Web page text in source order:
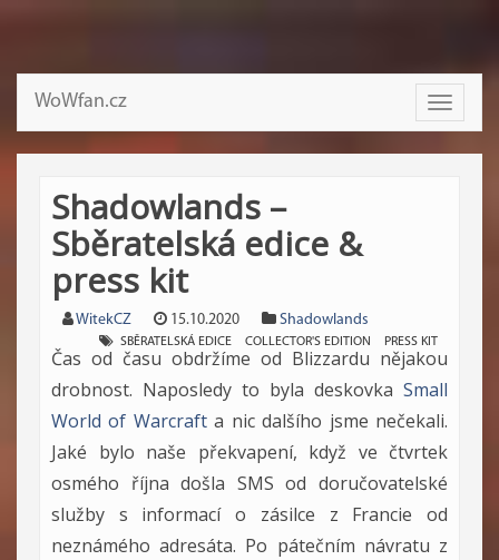
Toggle
WoWfan.cz
Shadowlands –
Sběratelská edice &
press kit
WitekCZ 15.10.2020 Shadowlands
SBĚRATELSKÁ EDICE COLLECTOR'S EDITION PRESS KIT
Čas od času obdržíme od Blizzardu nějakou
drobnost. Naposledy to byla deskovka Small
World of Warcrafta nic dalšího jsme nečekali.
Jaké bylo naše překvapení, když ve čtvrtek
osmého října došla SMS od doručovatelské
služby s informací o zásilce z Francie od
neznámého adresáta. Po pátečním návratu z